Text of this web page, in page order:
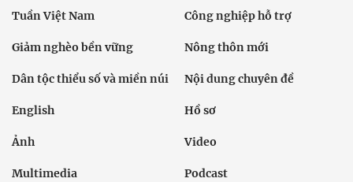
Tuần Việt Nam Công nghiệp hỗ trợ
Giảm nghèo bền vững Nông thôn mới
Dân tộc thiểu số và miền núi Nội dung chuyên đề
English Hồ sơ
Ảnh Video
Multimedia Podcast